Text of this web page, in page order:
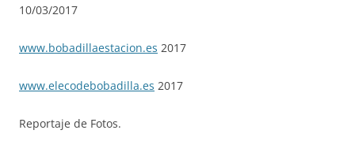
10/03/2017
www.bobadillaestacion.es 2017
www.elecodebobadilla.es 2017
Reportaje de Fotos.